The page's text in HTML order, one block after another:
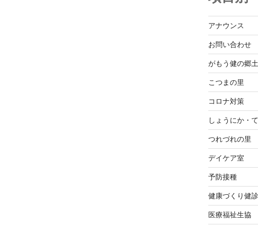
アナウンス
お問い合わせ
がもう健の郷
こつまの里
コロナ対策
しょうにか・
つれづれの里
デイケア室
予防接種
健康づくり健診
医療福祉生協